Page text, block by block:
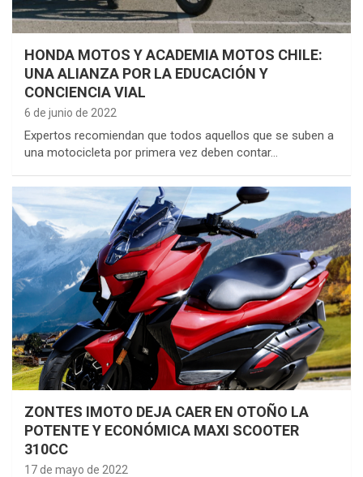
HONDA MOTOS Y ACADEMIA MOTOS CHILE:
UNA ALIANZA POR LA EDUCACIÓN Y
CONCIENCIA VIAL
6 de junio de 2022
Expertos recomiendan que todos aquellos que se suben a
una motocicleta por primera vez deben contar…
ZONTES IMOTO DEJA CAER EN OTOÑO LA
POTENTE Y ECONÓMICA MAXI SCOOTER
310CC
17 de mayo de 2022